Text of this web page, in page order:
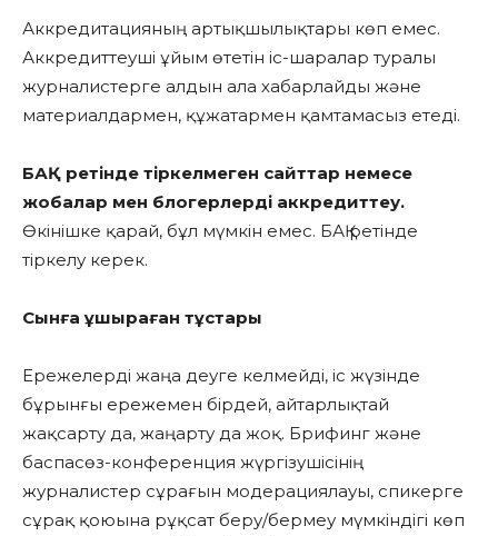
Аккредитацияның артықшылықтары көп емес.
Аккредиттеуші ұйым өтетін іс-шаралар туралы
журналистерге алдын ала хабарлайды және
материалдармен, құжатармен қамтамасыз етеді.
БАҚ ретінде тіркелмеген сайттар немесе
жобалар мен блогерлерді аккредиттеу.
Өкінішке қарай, бұл мүмкін емес. БАҚ ретінде
тіркелу керек.
Сынға ұшыраған тұстары
Ережелерді жаңа деуге келмейді, іс жүзінде
бұрынғы ережемен бірдей, айтарлықтай
жақсарту да, жаңарту да жоқ. Брифинг және
баспасөз-конференция жүргізушісінің
журналистер сұрағын модерациялауы, спикерге
сұрақ қоюына рұқсат беру/бермеу мүмкіндігі көп